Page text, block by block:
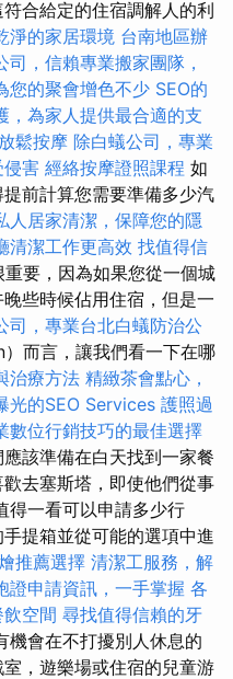
合給定的住宿調解人的利
淨的家居環境 台南地區辦
司，信賴專業搬家團隊，
您的聚會增色不少 SEO的
，為家人提供最合適的支
鬆按摩 除白蟻公司，專業
侵害 經絡按摩證照課程 如
前計算您需要準備多少汽
人居家清潔，保障您的隱
清潔工作更高效 找值得信
重要，因為如果您從一個城
些時候佔用住宿，但是一
司，專業台北白蟻防治公
而言，讓我們看一下在哪
治療方法 精緻茶會點心，
光的SEO Services 護照過
數位行銷技巧的最佳選擇
該準備在白天找到一家餐
去塞斯塔，即使他們從事
得一看可以申請多少行
提箱並從可能的選項中進
推薦選擇 清潔工服務，解
證申請資訊，一手掌握 各
空間 尋找值得信賴的牙
機會在不打擾別人休息的
，遊樂場或住宿的兒童游